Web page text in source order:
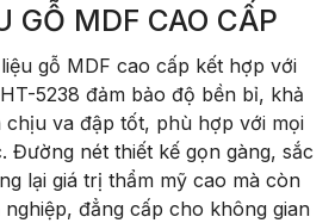
GỖ MDF CAO CẤP
gỗ MDF cao cấp kết hợp với
5238 đảm bảo độ bền bỉ, khả
chịu va đập tốt, phù hợp với mọi
Đường nét thiết kế gọn gàng, sắc
lại giá trị thẩm mỹ cao mà còn
đẳng cấp cho không gian